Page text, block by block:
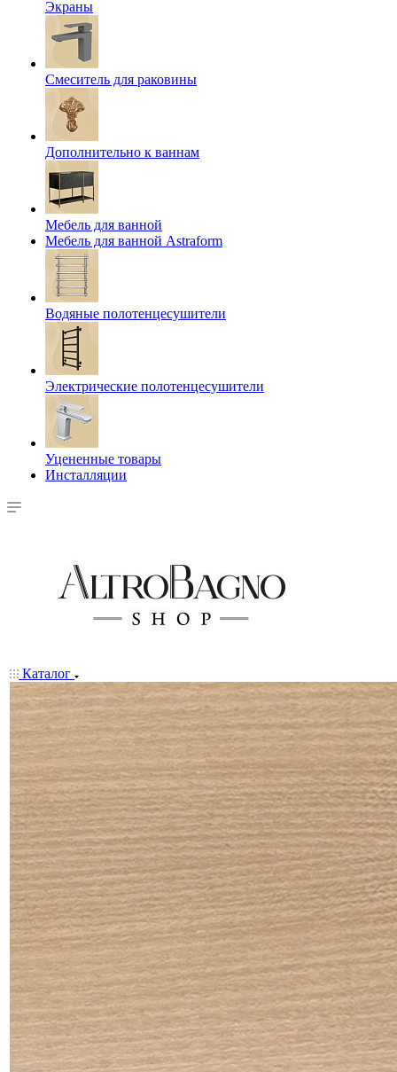
Экраны
Смеситель для раковины
Дополнительно к ваннам
Мебель для ванной
Мебель для ванной Astraform
Водяные полотенцесушители
Электрические полотенцесушители
Уцененные товары
Инсталляции
Каталог